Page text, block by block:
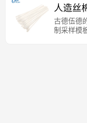
人造丝
古德伍德
制采样模